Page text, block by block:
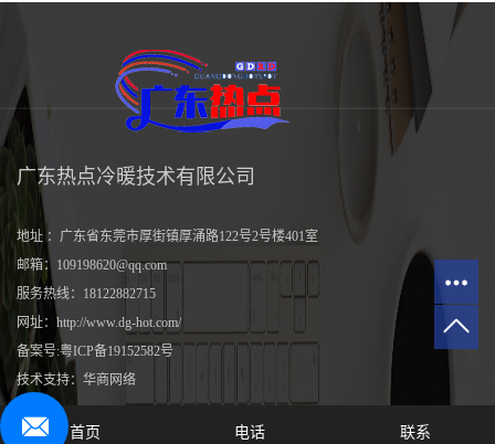
广东热点冷暖技术有限公司
地址 ：广东省东莞市厚街镇厚涌路122号2号楼401室
邮箱：109198620@qq.com
服务热线：18122882715
网址： http://www.dg-hot.com/
备案号:粤ICP备19152582号
技术支持： 华商网络
首页 电话 联系